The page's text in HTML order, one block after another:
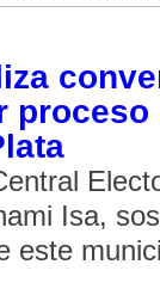
Isa,
este